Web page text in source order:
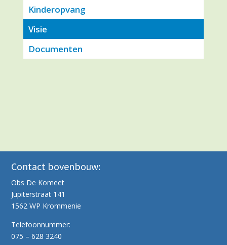
Kinderopvang
Visie
Documenten
Contact bovenbouw:
Obs De Komeet
Jupiterstraat 141
1562 WP Krommenie
Telefoonnummer:
075 – 628 3240